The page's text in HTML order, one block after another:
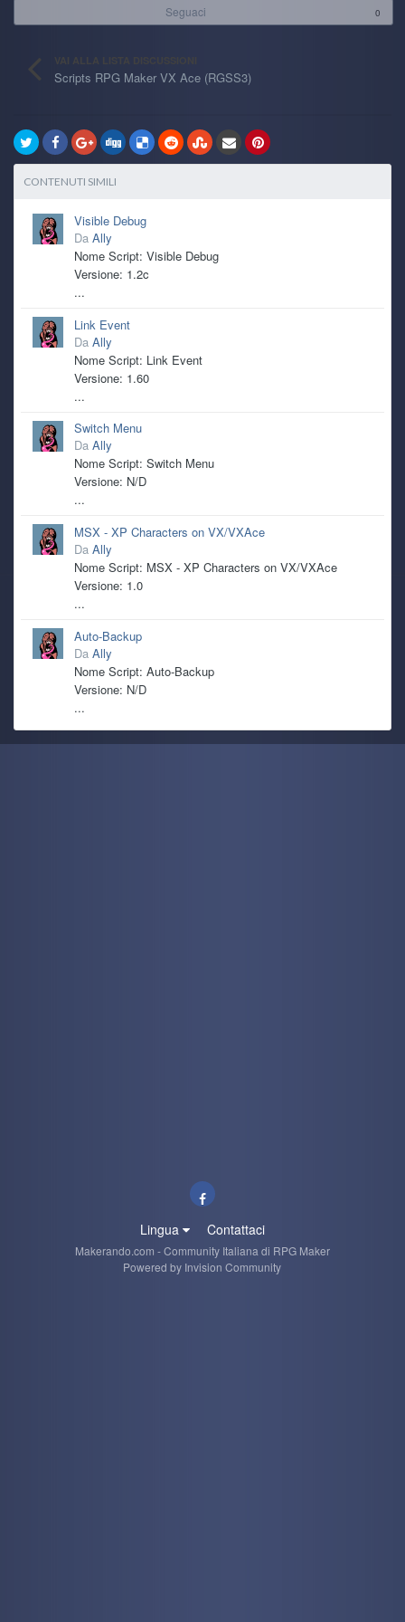
Seguaci 0
VAI ALLA LISTA DISCUSSIONI
Scripts RPG Maker VX Ace (RGSS3)
CONTENUTI SIMILI
Visible Debug
Da Ally
Nome Script: Visible Debug
Versione: 1.2c
...
Link Event
Da Ally
Nome Script: Link Event
Versione: 1.60
...
Switch Menu
Da Ally
Nome Script: Switch Menu
Versione: N/D
...
MSX - XP Characters on VX/VXAce
Da Ally
Nome Script: MSX - XP Characters on VX/VXAce
Versione: 1.0
...
Auto-Backup
Da Ally
Nome Script: Auto-Backup
Versione: N/D
...
Lingua Contattaci
Makerando.com - Community Italiana di RPG Maker
Powered by Invision Community